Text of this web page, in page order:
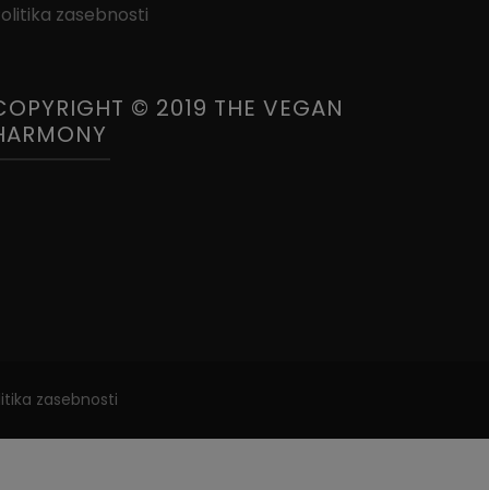
zasebnosti
© 2019 THE VEGAN
zasebnosti